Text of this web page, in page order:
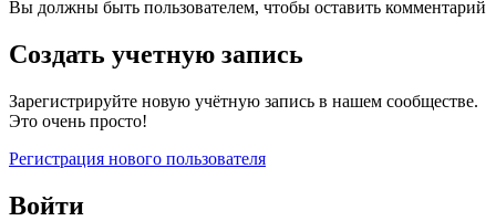
Вы должны быть пользователем, чтобы оставить комментарий
Создать учетную запись
Зарегистрируйте новую учётную запись в нашем сообществе.
Это очень просто!
Регистрация нового пользователя
Войти